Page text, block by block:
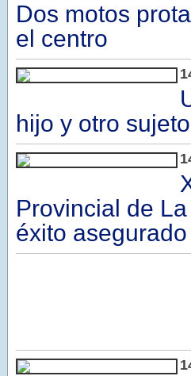
Dos motos
el centro
hijo y otro sujeto
Provincial de
éxito asegurado